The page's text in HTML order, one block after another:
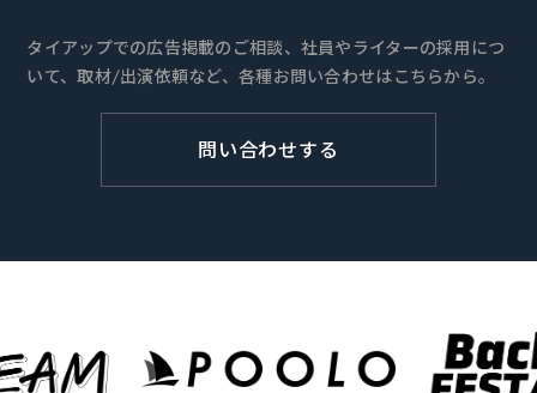
タイアップでの広告掲載のご相談、社員やライターの採用につ
いて、取材/出演依頼など、各種お問い合わせはこちらから。
問い合わせする